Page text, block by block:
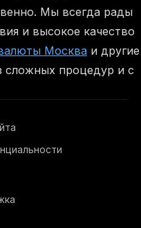
Мы всегда рады
и высокое качество
Москва и другие
сложных процедур и с